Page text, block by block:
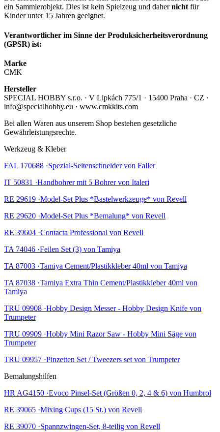
ein Sammlerobjekt. Dies ist kein Spielzeug und dahernicht für
Kinder unter 15 Jahren geeignet.
Verantwortlicher im Sinne der Produksicherheitsverordnung
(GPSR) ist:
Marke
CMK
Hersteller
SPECIAL HOBBY s.r.o. · V Lipkách 775/1 · 15400 Praha · CZ ·
info@specialhobby.eu · www.cmkkits.com
Bei allen Waren aus unserem Shop bestehen gesetzliche
Gewährleistungsrechte.
Werkzeug & Kleber
FAL 170688 ·Spezial-Seitenschneider von Faller
IT 50831 ·Handbohrer mit 5 Bohrer von Italeri
RE 29619 ·Model-Set Plus *Bastelwerkzeuge* von Revell
RE 29620 ·Model-Set Plus *Bemalung* von Revell
RE 39604 ·Contacta Professional von Revell
TA 74046 ·Feilen Set (3) von Tamiya
TA 87003 ·Tamiya Cement/Plastikkleber 40ml von Tamiya
TA 87038 ·Tamiya Extra Thin Cement/Plastikkleber 40ml von
Tamiya
TRU 09908 ·Hobby Design Messer - Hobby Design Knife von
Trumpeter
TRU 09909 ·Hobby Mini Razor Saw - Hobby Mini Säge von
Trumpeter
TRU 09957 ·Pinzetten Set / Tweezers set von Trumpeter
Bemalungshilfen
HR AG4150 ·Evoco Pinsel-Set (Größen 0, 2, 4 & 6) von Humbrol
RE 39065 ·Mixing Cups (15 St.) von Revell
RE 39070 ·Spannzwingen-Set, 8-teilig von Revell